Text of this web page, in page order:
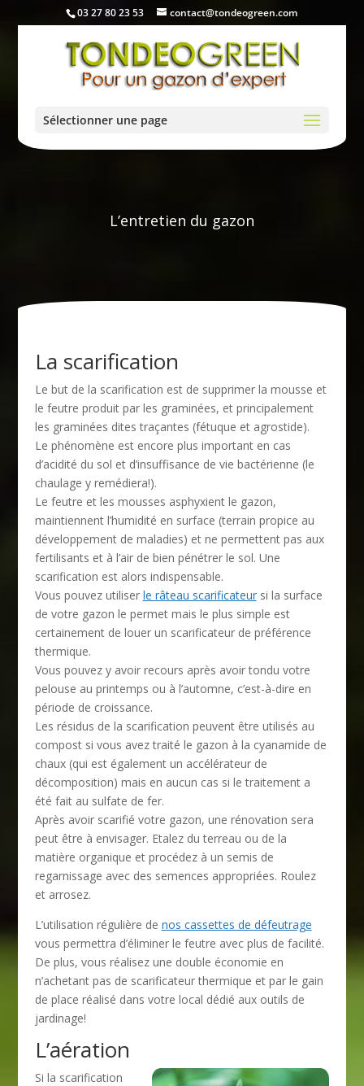
03 27 80 23 53 contact@tondeogreen.com
Sélectionner une page
L’entretien du gazon
La scarification
Le but de la scarification est de supprimer la mousse et
le feutre produit par les graminées, et principalement
les graminées dites traçantes (fétuque et agrostide).
Le phénomène est encore plus important en cas
d’acidité du sol et d’insuffisance de vie bactérienne (le
chaulage y remédiera!).
Le feutre et les mousses asphyxient le gazon,
maintiennent l’humidité en surface (terrain propice au
développement de maladies) et ne permettent pas aux
fertilisants et à l’air de bien pénétrer le sol. Une
scarification est alors indispensable.
Vous pouvez utiliser le râteau scarificateursi la surface
de votre gazon le permet mais le plus simple est
certainement de louer un scarificateur de préférence
thermique.
Vous pouvez y avoir recours après avoir tondu votre
pelouse au printemps ou à l’automne, c’est-à-dire en
période de croissance.
Les résidus de la scarification peuvent être utilisés au
compost si vous avez traité le gazon à la cyanamide de
chaux (qui est également un accélérateur de
décomposition) mais en aucun cas si le traitement a
été fait au sulfate de fer.
Après avoir scarifié votre gazon, une rénovation sera
peut être à envisager. Etalez du terreau ou de la
matière organique et procédez à un semis de
regarnissage avec des semences appropriées. Roulez
et arrosez.
L’utilisation régulière de nos cassettes de défeutrage
vous permettra d’éliminer le feutre avec plus de facilité.
De plus, vous réalisez une double économie en
n’achetant pas de scarificateur thermique et par le gain
de place réalisé dans votre local dédié aux outils de
jardinage!
L’aération
Si la scarification